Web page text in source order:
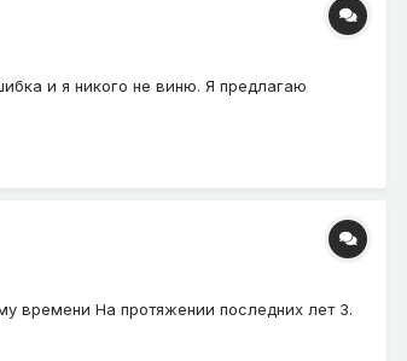
и я никого не виню. Я предлагаю
времени На протяжении последних лет 3.